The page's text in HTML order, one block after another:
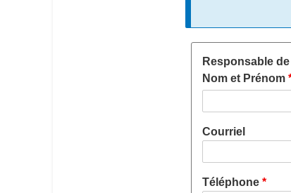
Responsable
Nom et Prénom
Courriel
Téléphone